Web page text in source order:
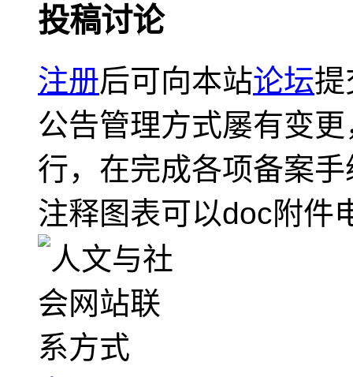
投稿讨论
注册后可向本站论坛提
公告管理方式屡有变
行，在完成各项备案
注释图表可以doc附件